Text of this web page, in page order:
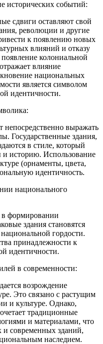
исторических событий:
сдвиги оставляют свой
революции и другие
к появлению новых
влияний и отказу
колониальной
влияние
национальных
является символом
идентичности.
непосредственно выражать
Государственные здания,
в стиле, который
и историю. Использование
(орнаменты, цвета,
идентичность.
национального
в формировании
здания становятся
гордости.
принадлежности к
идентичности.
в современности:
возрождение
Это связано с растущим
и культуре. Однако,
традиционные
и материалами, что
современных зданий,
наследием.